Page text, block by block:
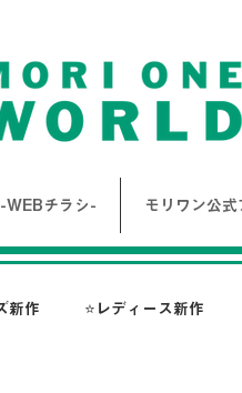
WEBチラシ- モリワン公
新作 ⭐レディース新作